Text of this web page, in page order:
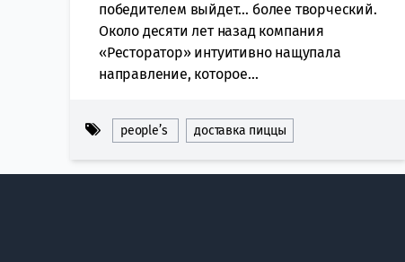
победителем выйдет… более творческий.
Около десяти лет назад компания
«Ресторатор» интуитивно нащупала
направление, которое...
people’s доставка пиццы